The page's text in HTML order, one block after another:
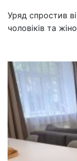
Уряд спростив
чоловіків та